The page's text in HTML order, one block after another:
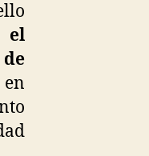
el